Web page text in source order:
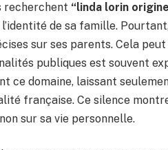
recherchent “linda lorin
de sa famille.
sur ses parents. Cela
publiques est souvent
ce domaine, laissant
française. Ce silence
sur sa vie personnelle.